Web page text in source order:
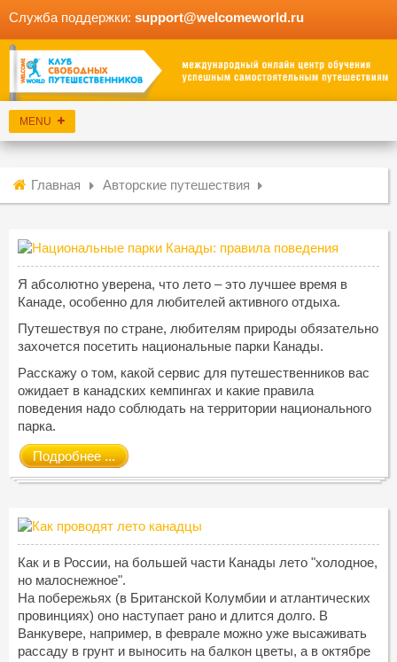
Служба поддержки: support@welcomeworld.ru
Главная Авторские путешествия
Я абсолютно уверена, что лето – это лучшее время в
Канаде, особенно для любителей активного отдыха.
Путешествуя по стране, любителям природы обязательно
захочется посетить национальные парки Канады.
Расскажу о том, какой сервис для путешественников вас
ожидает в канадских кемпингах и какие правила
поведения надо соблюдать на территории национального
парка.
Подробнее ...
Как и в России, на большей части Канады лето "холодное,
но малоснежное".
На побережьях (в Британской Колумбии и атлантических
провинциях) оно наступает рано и длится долго. В
Ванкувере, например, в феврале можно уже высаживать
рассаду в грунт и выносить на балкон цветы, а в октябре